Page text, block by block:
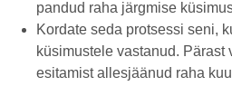
pandud raha järgmise
Kordate seda protsessi seni,
küsimustele vastanud. Pärast
esitamist allesjäänud raha